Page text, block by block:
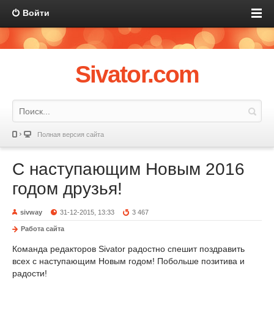
Войти
Sivator.com
Полная версия сайта
С наступающим Новым 2016
годом друзья!
sivway 31-12-2015, 13:33 3 467
Работа сайта
Команда редакторов Sivator радостно спешит поздравить
всех с наступающим Новым годом! Побольше позитива и
радости!